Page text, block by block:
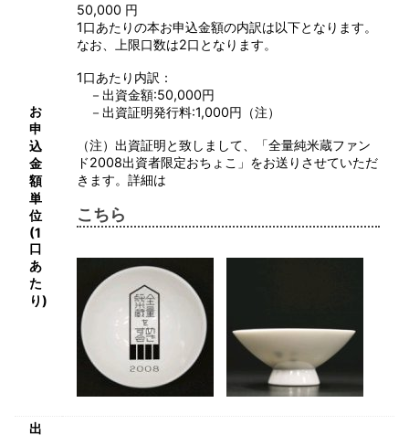
お
申
込
金
額
単
位
(1
口
あ
た
り)
50,000 円
1口あたりの本お申込金額の内訳は以下となります。
なお、上限口数は2口となります。
1口あたり内訳：
－出資金額:50,000円
－出資証明発行料:1,000円（注）
（注）出資証明と致しまして、「全量純米蔵ファン
ド2008出資者限定おちょこ」をお送りさせていただ
きます。詳細は
こちら
出